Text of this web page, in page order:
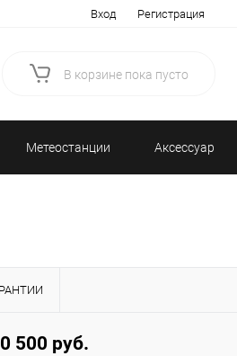
Вход Регистрация
В корзине пока пусто
Метеостанции Аксессуары/
500 руб.